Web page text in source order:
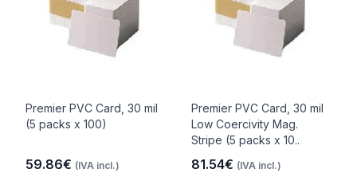
Premier PVC Card, 30 mil
(5 packs x 100)
59.86€ (IVA incl.)
Premier PVC Card, 30 mil
Low Coercivity Mag.
Stripe (5 packs x 10..
81.54€ (IVA incl.)